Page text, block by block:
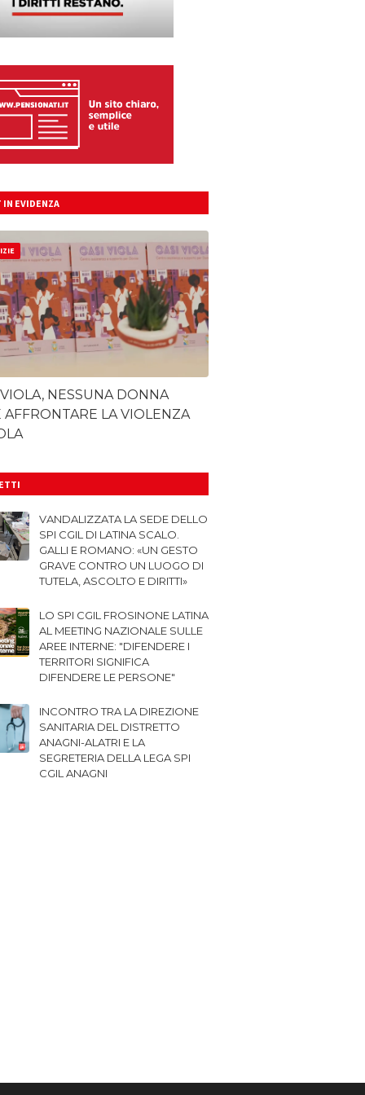
IN EVIDENZA
NESSUNA DONNA
AFFRONTARE LA VIOLENZA
VANDALIZZATA LA SEDE DELLO
SPI CGIL DI LATINA SCALO.
GALLI E ROMANO: «UN GESTO
GRAVE CONTRO UN LUOGO DI
TUTELA, ASCOLTO E DIRITTI»
LO SPI CGIL FROSINONE LATINA
AL MEETING NAZIONALE SULLE
AREE INTERNE: "DIFENDERE I
TERRITORI SIGNIFICA
DIFENDERE LE PERSONE"
INCONTRO TRA LA DIREZIONE
SANITARIA DEL DISTRETTO
ANAGNI-ALATRI E LA
SEGRETERIA DELLA LEGA SPI
CGIL ANAGNI